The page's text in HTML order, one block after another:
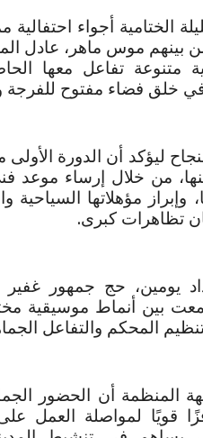
الختامية أجواء
بينهم موس ماهر، عادل
متنوعة تفاعل معها
خلق فضاء مفتوح للفرجة
ليؤكد أن الدورة
من خلال إرساء موعد
وإبراز مؤهلاتها
تظاهرات كبرى.
يومين، حج جمهور غفير
بين أنماط موسيقية
المحكم والتفاعل
قويًا لمواصلة العمل